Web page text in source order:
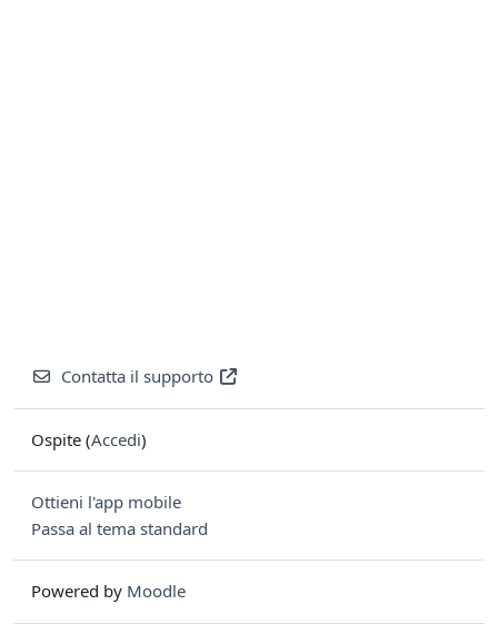
Contatta il supporto
Ospite (Accedi)
Ottieni l'app mobile
Passa al tema standard
Powered by Moodle